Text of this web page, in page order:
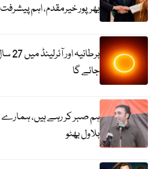
بھرپور خیرمقدم، اہم
جائے گا
ہم صبر کر رہے ہیں، ہمارے
بلاول بھٹو